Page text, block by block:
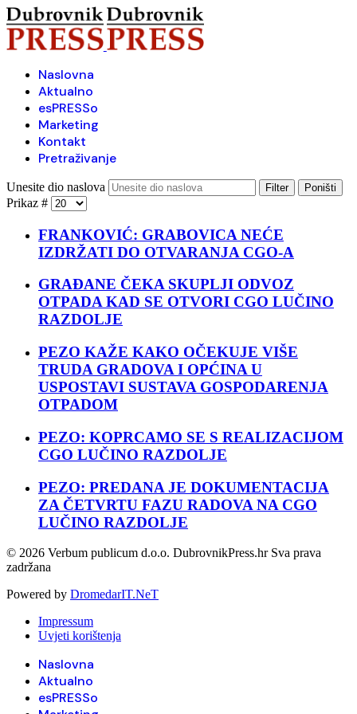
Naslovna
Aktualno
esPRESSo
Marketing
Kontakt
Pretraživanje
Unesite dio naslova Filter Poništi
Prikaz #
FRANKOVIĆ: GRABOVICA NEĆE
IZDRŽATI DO OTVARANJA CGO-A
GRAĐANE ČEKA SKUPLJI ODVOZ
OTPADA KAD SE OTVORI CGO LUČINO
RAZDOLJE
PEZO KAŽE KAKO OČEKUJE VIŠE
TRUDA GRADOVA I OPĆINA U
USPOSTAVI SUSTAVA GOSPODARENJA
OTPADOM
PEZO: KOPRCAMO SE S REALIZACIJOM
CGO LUČINO RAZDOLJE
PEZO: PREDANA JE DOKUMENTACIJA
ZA ČETVRTU FAZU RADOVA NA CGO
LUČINO RAZDOLJE
© 2026 Verbum publicum d.o.o. DubrovnikPress.hr Sva prava
zadržana
Powered by DromedarIT.NeT
Impressum
Uvjeti korištenja
Naslovna
Aktualno
esPRESSo